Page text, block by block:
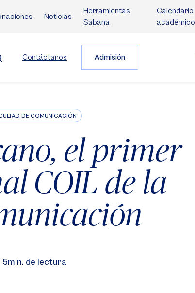
Noticias
Herramientas
Sabana
Calendario
académico
Contáctanos Admisión
DE COMUNICACIÓN
el primer
COIL de la
5min. de lectura